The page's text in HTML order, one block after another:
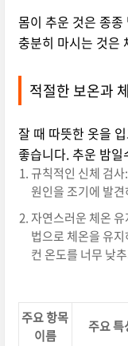
몸이 추운 것은 종
충분히 마시는 것은
적절한 보온과
잘 때 따뜻한 옷을
좋습니다. 추운 밤
규칙적인 신체 검
원인을 조기에 발
자연스러운 체온
법으로 체온을 유
컨 온도를 너무 낮
주요 항목
이름
주요 특